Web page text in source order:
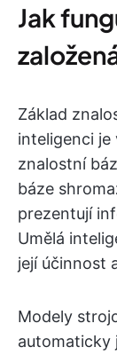
Jak
Základ
inteligenci
znalostní
báze
prezentují
Umělá
její účinnost
Modely
automaticky